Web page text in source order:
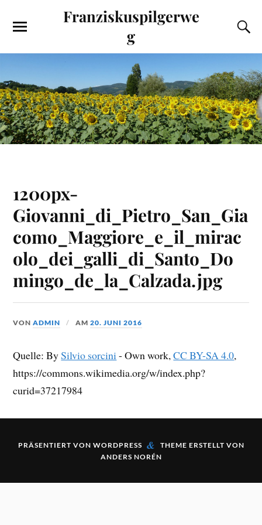
Franziskuspilgerwe
g
1200px-
Giovanni_di_Pietro_San_Gia
como_Maggiore_e_il_mirac
olo_dei_galli_di_Santo_Do
mingo_de_la_Calzada.jpg
VONADMIN AM20. JUNI 2016
Quelle: BySilvio sorcini -Own work,CC BY-SA 4.0,
https://commons.wikimedia.org/w/index.php?
curid=37217984
PRÄSENTIERT VON WORDPRESS &
THEME ERSTELLT VON
ANDERS NORÉN